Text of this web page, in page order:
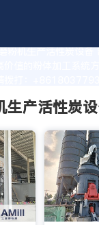
粉机生产活性炭设备
值的粉体加工系统方
生产活性炭